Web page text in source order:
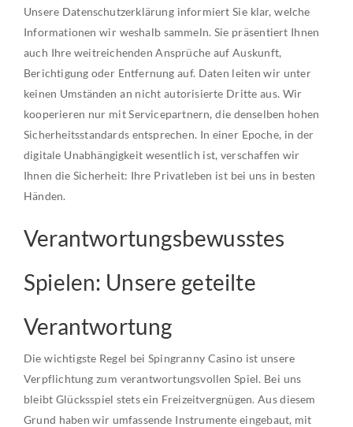
Unsere Datenschutzerklärung informiert Sie klar, welche
Informationen wir weshalb sammeln. Sie präsentiert Ihnen
auch Ihre weitreichenden Ansprüche auf Auskunft,
Berichtigung oder Entfernung auf. Daten leiten wir unter
keinen Umständen an nicht autorisierte Dritte aus. Wir
kooperieren nur mit Servicepartnern, die denselben hohen
Sicherheitsstandards entsprechen. In einer Epoche, in der
digitale Unabhängigkeit wesentlich ist, verschaffen wir
Ihnen die Sicherheit: Ihre Privatleben ist bei uns in besten
Händen.
Verantwortungsbewusstes
Spielen: Unsere geteilte
Verantwortung
Die wichtigste Regel bei Spingranny Casino ist unsere
Verpflichtung zum verantwortungsvollen Spiel. Bei uns
bleibt Glücksspiel stets ein Freizeitvergnügen. Aus diesem
Grund haben wir umfassende Instrumente eingebaut, mit